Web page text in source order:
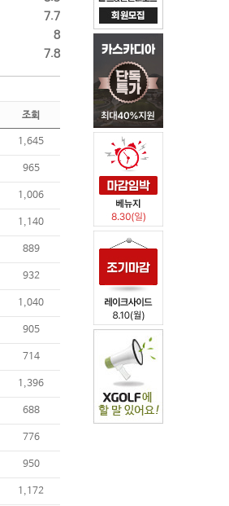
7.7
8
7.8
조회
1,645
965
1,006
1,140
889
932
1,040
905
714
1,396
688
776
950
1,172